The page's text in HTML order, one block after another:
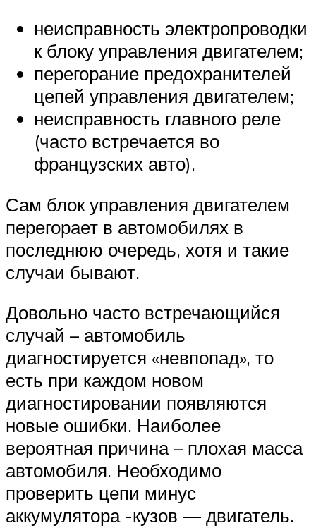
неисправность электропроводки
к блоку управления двигателем;
перегорание предохранителей
цепей управления двигателем;
неисправность главного реле
(часто встречается во
французских авто).
Сам блок управления двигателем
перегорает в автомобилях в
последнюю очередь, хотя и такие
случаи бывают.
Довольно часто встречающийся
случай – автомобиль
диагностируется «невпопад», то
есть при каждом новом
диагностировании появляются
новые ошибки. Наиболее
вероятная причина – плохая масса
автомобиля. Необходимо
проверить цепи минус
аккумулятора -кузов — двигатель.